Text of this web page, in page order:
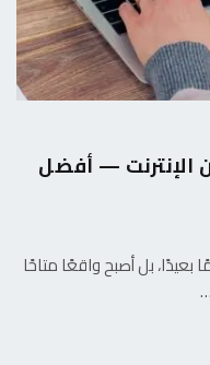
— أفضل
بل أصبح واقعًا متاحًا